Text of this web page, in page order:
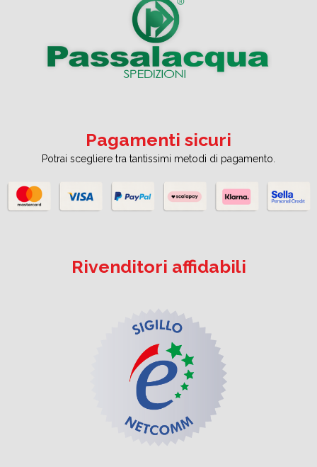
Pagamenti sicuri
Potrai scegliere tra tantissimi metodi di pagamento.
Rivenditori affidabili